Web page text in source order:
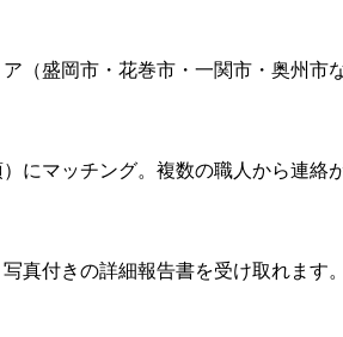
（盛岡市・花巻市・一関市・奥州市
にマッチング。複数の職人から連絡
真付きの詳細報告書を受け取れます